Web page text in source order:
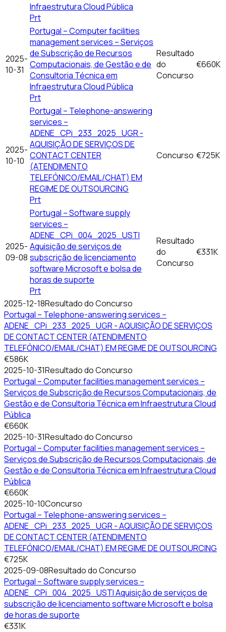
Infraestrutura Cloud Pública
Prt
2025-
10-31
Portugal – Computer facilities
management services – Serviços
de Subscrição de Recursos
Computacionais, de Gestão e de
Consultoria Técnica em
Infraestrutura Cloud Pública
Prt
Resultado
do
Concurso
€660K
2025-
10-10
Portugal – Telephone-answering
services –
ADENE_CPi_233_2025_UGR -
AQUISIÇÃO DE SERVIÇOS DE
CONTACT CENTER
(ATENDIMENTO
TELEFÓNICO/EMAIL/CHAT) EM
REGIME DE OUTSOURCING
Prt
Concurso €725K
2025-
09-08
Portugal – Software supply
services –
ADENE_CPi_004_2025_USTI
Aquisição de serviços de
subscrição de licenciamento
software Microsoft e bolsa de
horas de suporte
Prt
Resultado
do
Concurso
€331K
2025-12-18Resultado do Concurso
Portugal – Telephone-answering services –
ADENE_CPi_233_2025_UGR - AQUISIÇÃO DE SERVIÇOS
DE CONTACT CENTER (ATENDIMENTO
TELEFÓNICO/EMAIL/CHAT) EM REGIME DE OUTSOURCING
€586K
2025-10-31Resultado do Concurso
Portugal – Computer facilities management services –
Serviços de Subscrição de Recursos Computacionais, de
Gestão e de Consultoria Técnica em Infraestrutura Cloud
Pública
€660K
2025-10-31Resultado do Concurso
Portugal – Computer facilities management services –
Serviços de Subscrição de Recursos Computacionais, de
Gestão e de Consultoria Técnica em Infraestrutura Cloud
Pública
€660K
2025-10-10Concurso
Portugal – Telephone-answering services –
ADENE_CPi_233_2025_UGR - AQUISIÇÃO DE SERVIÇOS
DE CONTACT CENTER (ATENDIMENTO
TELEFÓNICO/EMAIL/CHAT) EM REGIME DE OUTSOURCING
€725K
2025-09-08Resultado do Concurso
Portugal – Software supply services –
ADENE_CPi_004_2025_USTI Aquisição de serviços de
subscrição de licenciamento software Microsoft e bolsa
de horas de suporte
€331K